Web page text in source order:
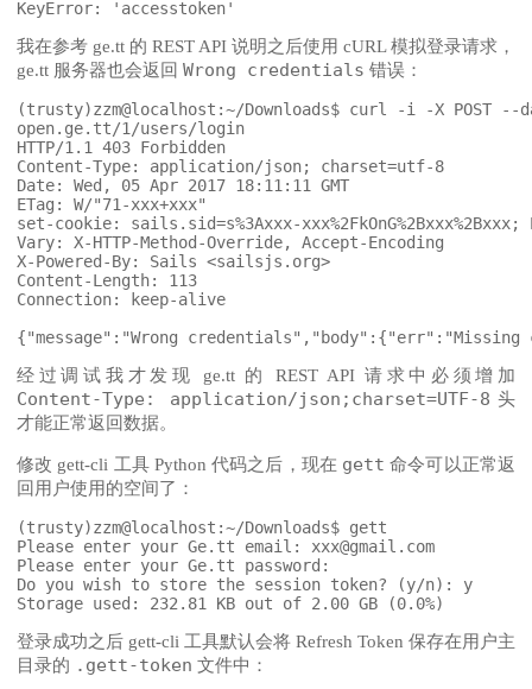
我在参考 ge.tt 的 REST API 说明之后使用 cURL 模拟登录请求，
ge.tt 服务器也会返回 Wrong credentials 错误：
(trusty)zzm@localhost:~/Downloads$ curl -i -X
open.ge.tt/1/users/login
HTTP/1.1 403 Forbidden
Content-Type: application/json; charset=utf-8
Date: Wed, 05 Apr 2017 18:11:11 GMT
ETag: W/"71-xxx+xxx"
set-cookie: sails.sid=s%3Axxx-
Vary: X-HTTP-Method-Override, Accept-Encoding
X-Powered-By: Sails <sailsjs.org>
Content-Length: 113
Connection: keep-alive
经过调试我才发现 ge.tt 的 REST API 请求中必须增加
Content-Type: application/json;charset=UTF-8 头
才能正常返回数据。
修改 gett-cli 工具 Python 代码之后，现在 gett 命令可以正常返
回用户使用的空间了：
(trusty)zzm@localhost:~/Downloads$ gett
Please enter your Ge.tt email: xxx@gmail.com
Please enter your Ge.tt password:
Do you wish to store the session token? (y/n): y
登录成功之后 gett-cli 工具默认会将 Refresh Token 保存在用户主
目录的 .gett-token 文件中：